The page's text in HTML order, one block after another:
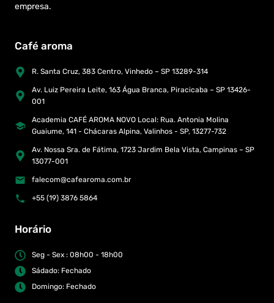
empresa.
Café aroma
R. Santa Cruz, 383 Centro, Vinhedo – SP 13289-314
Av. Luiz Pereira Leite, 163 Água Branca, Piracicaba – SP 13426-
001
Academia CAFÉ AROMA NOVO Local: Rua. Antonia Molina
Guaiume, 141 - Chácaras Alpina, Valinhos - SP, 13277-732
Av. Nossa Sra. de Fátima, 1723 Jardim Bela Vista, Campinas – SP
13077-001
falecom@cafearoma.com.br
+55 (19) 3876 5864
Horário
Seg - Sex : 08h00 - 18h00
Sádado: Fechado
Domingo: Fechado